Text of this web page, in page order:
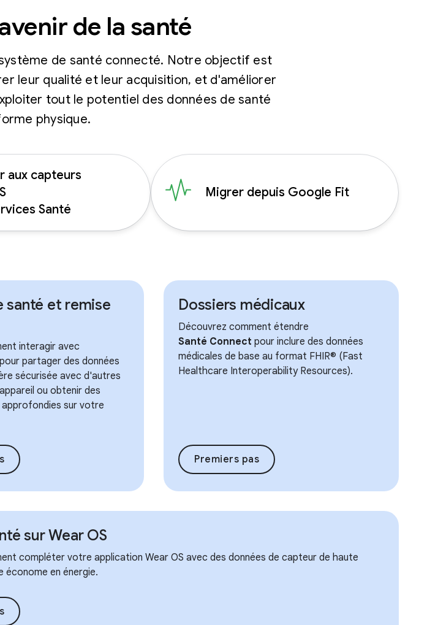
de la santé
de santé connecté. Notre objectif est
leur qualité et leur acquisition, et d'améliorer
tout le potentiel des données de santé
physique.
aux capteurs
Santé
Migrer depuis Google Fit
santé et remise
interagir avec
pour partager des données
sécurisée avec d'autres
ou obtenir des
sur votre
Dossiers médicaux
Découvrez comment étendre
Santé Connect pour inclure des données
médicales de base au format FHIR® (Fast
Healthcare Interoperability Resources).
Premiers pas
sur Wear OS
compléter votre application Wear OS avec des données de capteur de haute
économe en énergie.